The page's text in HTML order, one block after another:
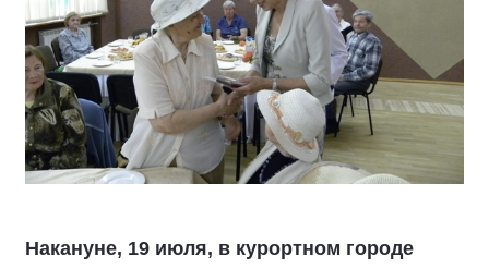
Накануне, 19 июля, в курортном городе